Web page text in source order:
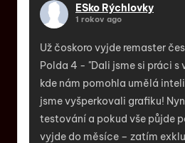
ESko Rýchlovky
1 rokov ago
Už čoskoro vyjde remaster
Polda 4 - "Dali jsme si práci s
kde nám pomohla umělá
jsme vyšperkovali grafiku!
testování a pokud vše půjde
vyjde do měsíce – zatím